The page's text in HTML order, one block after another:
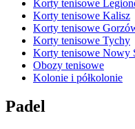
Korty tenisowe
Korty tenisowe Kalisz
Korty tenisowe
Korty tenisowe Tychy
Korty tenisowe Nowy
Obozy tenisowe
Kolonie i półkolonie
Padel